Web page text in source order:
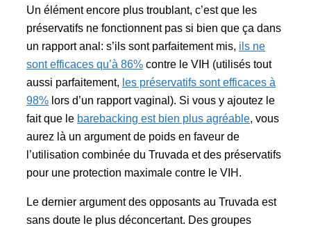
Un élément encore plus troublant, c’est que les
préservatifs ne fonctionnent pas si bien que ça dans
un rapport anal: s’ils sont parfaitement mis, ils ne
sont efficaces qu’à 86% contre le VIH (utilisés tout
aussi parfaitement, les préservatifs sont efficaces à
98% lors d’un rapport vaginal). Si vous y ajoutez le
fait que le barebacking est bien plus agréable, vous
aurez là un argument de poids en faveur de
l’utilisation combinée du Truvada et des préservatifs
pour une protection maximale contre le VIH.
Le dernier argument des opposants au Truvada est
sans doute le plus déconcertant. Des groupes